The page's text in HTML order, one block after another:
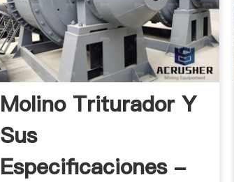
Molino Triturador Y
Sus
Especificaciones -